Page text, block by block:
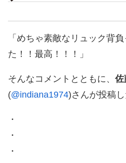
「めちゃ素敵なリュック背
た！！最高！！！」
そんなコメントとともに、 佐
(@indiana1974)さんが投稿
・
・
・